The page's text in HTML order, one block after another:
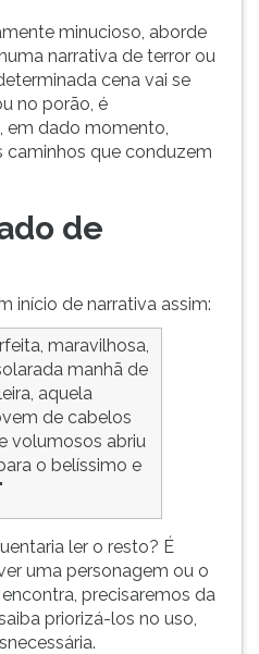
minucioso, aborde
narrativa de terror ou
cena vai se
no porão, é
em dado momento,
caminhos que conduzem
de
início de narrativa assim:
maravilhosa,
manhã de
aquela
de cabelos
volumosos abriu
o belíssimo e
ler o resto? É
uma personagem ou o
precisaremos da
priorizá-los no uso,